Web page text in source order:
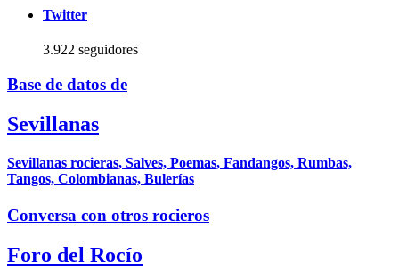
Twitter
3.922 seguidores
Base de datos de
Sevillanas
Sevillanas rocieras, Salves, Poemas, Fandangos, Rumbas,
Tangos, Colombianas, Bulerías
Conversa con otros rocieros
Foro del Rocío